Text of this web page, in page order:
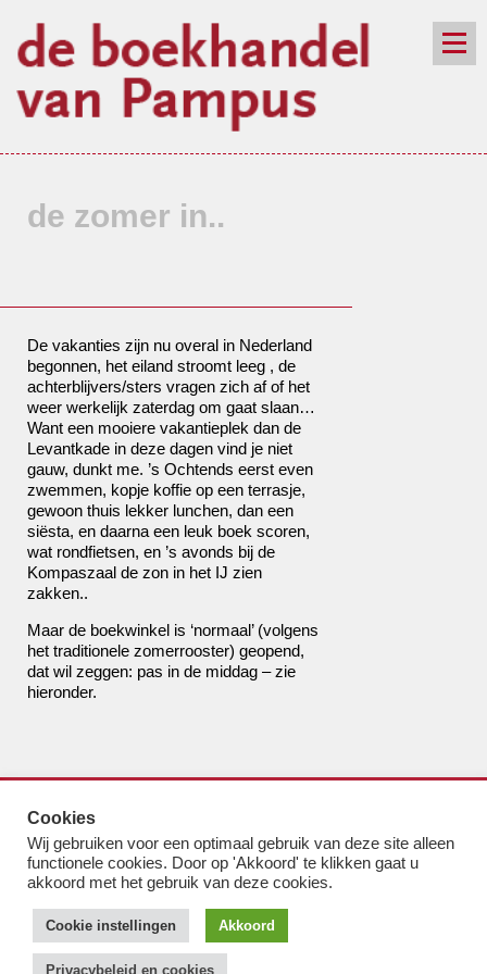
de zomer in..
De vakanties zijn nu overal in Nederland
begonnen, het eiland stroomt leeg , de
achterblijvers/sters vragen zich af of het
weer werkelijk zaterdag om gaat slaan…
Want een mooiere vakantieplek dan de
Levantkade in deze dagen vind je niet
gauw, dunkt me. ’s Ochtends eerst even
zwemmen, kopje koffie op een terrasje,
gewoon thuis lekker lunchen, dan een
siësta, en daarna een leuk boek scoren,
wat rondfietsen, en ’s avonds bij de
Kompaszaal de zon in het IJ zien
zakken..
Maar de boekwinkel is ‘normaal’ (volgens
het traditionele zomerrooster) geopend,
dat wil zeggen: pas in de middag – zie
hieronder.
bestel@boekhandelvanpampus.nl
van Eesterenlaan 17
1019 JK Amsterdam
u appt ons 06 1544 8310
u belt ons 020 419 3023
Algemene Voorwaarden
Cookies
Wij gebruiken voor een optimaal gebruik van deze site alleen
functionele cookies. Door op 'Akkoord' te klikken gaat u
akkoord met het gebruik van deze cookies.
Cookie instellingen Akkoord
Privacybeleid en cookies